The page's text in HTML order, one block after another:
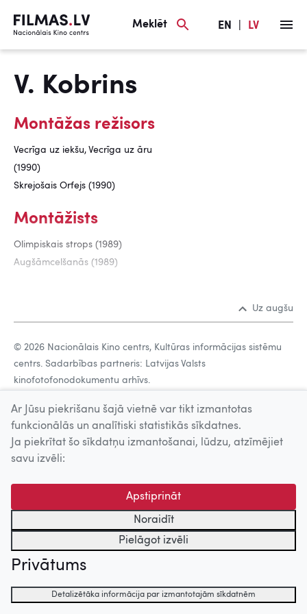
Meklēt EN LV
V. Kobrins
Montāžas režisors
Vecrīga uz iekšu, Vecrīga uz āru
(1990)
Skrejošais Orfejs (1990)
Montāžists
Olimpiskais strops (1989)
Augšāmcelšanās (1989)
Uz augšu
© 2026 Nacionālais Kino centrs, Kultūras informācijas sistēmu
centrs. Sadarbības partneris: Latvijas Valsts
kinofotofonodokumentu arhīvs.
Ar Jūsu piekrišanu šajā vietnē var tikt izmantotas
funkcionālās un analītiski statistikās sīkdatnes.
Ja piekrītat šo sīkdatņu izmantošanai, lūdzu, atzīmējiet
savu izvēli:
Apstiprināt
Noraidīt
Pielāgot izvēli
Privātums
Detalizētāka informācija par izmantotajām sīkdatnēm